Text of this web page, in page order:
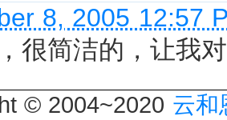
8, 2005 12:57
很简洁的，让我
© 2004~2020 云和